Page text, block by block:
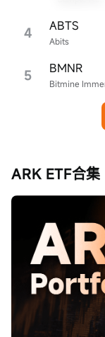
4 Abits
ABTS
5 BMNR
ARK ETF合集